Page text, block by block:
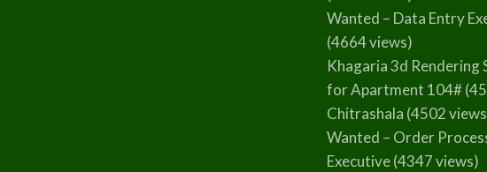
Wanted – Data Entry
(4664 views)
Khagaria 3d Rendering
for Apartment 104#
Chitrashala (4502
Wanted – Order
Executive(4347 views)